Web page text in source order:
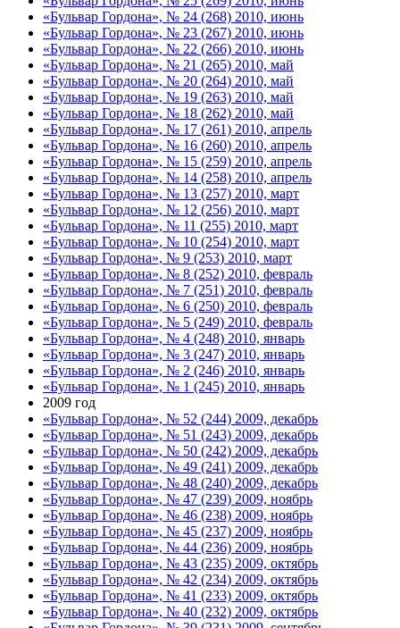
«Бульвар Гордона», № 24 (268) 2010, июнь
«Бульвар Гордона», № 23 (267) 2010, июнь
«Бульвар Гордона», № 22 (266) 2010, июнь
«Бульвар Гордона», № 21 (265) 2010, май
«Бульвар Гордона», № 20 (264) 2010, май
«Бульвар Гордона», № 19 (263) 2010, май
«Бульвар Гордона», № 18 (262) 2010, май
«Бульвар Гордона», № 17 (261) 2010, апрель
«Бульвар Гордона», № 16 (260) 2010, апрель
«Бульвар Гордона», № 15 (259) 2010, апрель
«Бульвар Гордона», № 14 (258) 2010, апрель
«Бульвар Гордона», № 13 (257) 2010, март
«Бульвар Гордона», № 12 (256) 2010, март
«Бульвар Гордона», № 11 (255) 2010, март
«Бульвар Гордона», № 10 (254) 2010, март
«Бульвар Гордона», № 9 (253) 2010, март
«Бульвар Гордона», № 8 (252) 2010, февраль
«Бульвар Гордона», № 7 (251) 2010, февраль
«Бульвар Гордона», № 6 (250) 2010, февраль
«Бульвар Гордона», № 5 (249) 2010, февраль
«Бульвар Гордона», № 4 (248) 2010, январь
«Бульвар Гордона», № 3 (247) 2010, январь
«Бульвар Гордона», № 2 (246) 2010, январь
«Бульвар Гордона», № 1 (245) 2010, январь
2009 год
«Бульвар Гордона», № 52 (244) 2009, декабрь
«Бульвар Гордона», № 51 (243) 2009, декабрь
«Бульвар Гордона», № 50 (242) 2009, декабрь
«Бульвар Гордона», № 49 (241) 2009, декабрь
«Бульвар Гордона», № 48 (240) 2009, декабрь
«Бульвар Гордона», № 47 (239) 2009, ноябрь
«Бульвар Гордона», № 46 (238) 2009, ноябрь
«Бульвар Гордона», № 45 (237) 2009, ноябрь
«Бульвар Гордона», № 44 (236) 2009, ноябрь
«Бульвар Гордона», № 43 (235) 2009, октябрь
«Бульвар Гордона», № 42 (234) 2009, октябрь
«Бульвар Гордона», № 41 (233) 2009, октябрь
«Бульвар Гордона», № 40 (232) 2009, октябрь